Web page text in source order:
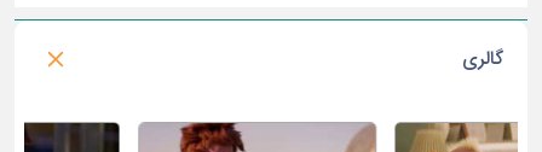
گالری